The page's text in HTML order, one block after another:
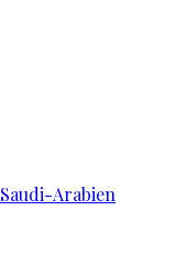
Arabien